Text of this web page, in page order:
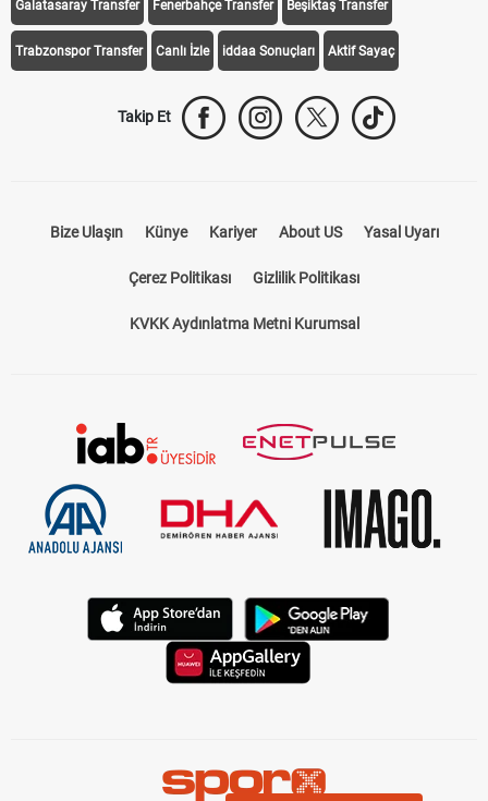
Galatasaray Transfer Fenerbahçe Transfer Beşiktaş Transfer
Trabzonspor Transfer Canlı İzle iddaa Sonuçları Aktif Sayaç